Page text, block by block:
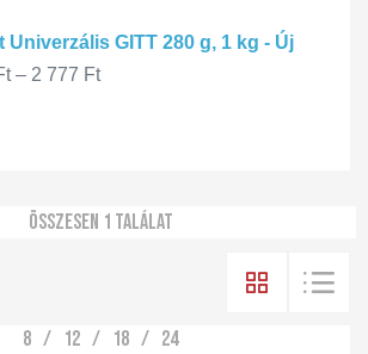
Univerzális GITT 280 g, 1 kg - Új
– 2 777 Ft
Összesen 1 találat
8 12 18 24